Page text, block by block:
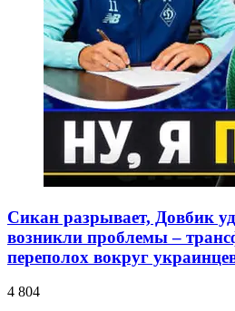
Сикан разрывает, Довбик
возникли проблемы –
переполох вокруг
4 804